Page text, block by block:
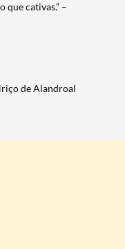
que cativas.” –
de Alandroal